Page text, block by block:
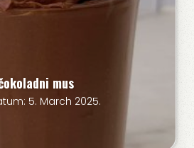
mus
5. March 2025.